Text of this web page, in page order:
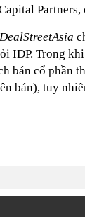
DealStreetAsia
IDP. Trong
bán cổ phần
bán), tuy